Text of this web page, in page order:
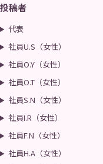
投稿者
代表
社員U.S（女性）
社員O.Y（女性）
社員O.T（女性）
社員S.N（女性）
社員I.R（女性）
社員F.N（女性）
社員H.A（女性）